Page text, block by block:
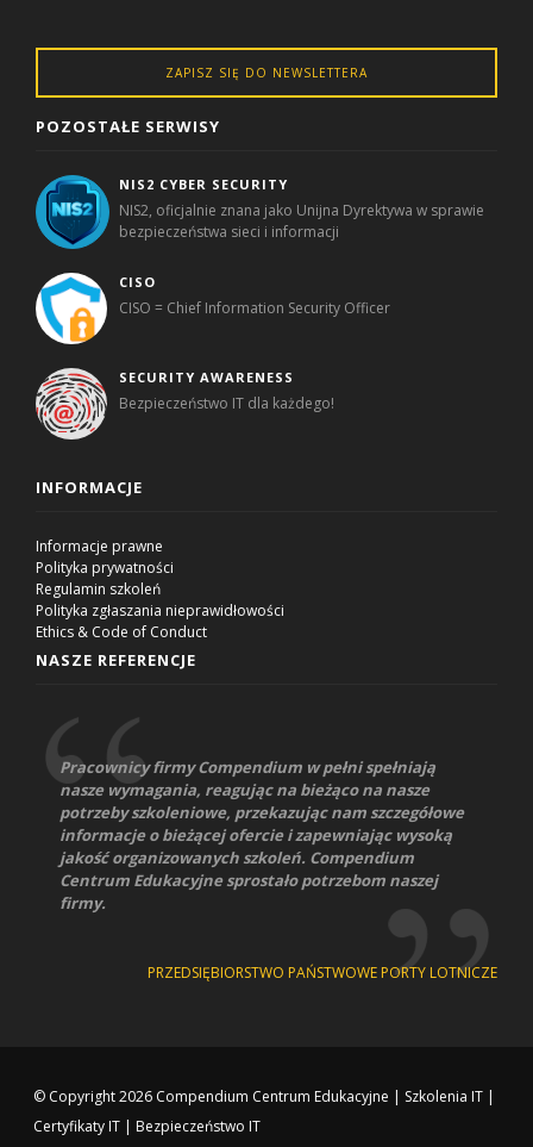
ZAPISZ SIĘ DO NEWSLETTERA
POZOSTAŁE SERWISY
NIS2 CYBER SECURITY
NIS2, oficjalnie znana jako Unijna Dyrektywa w sprawie
bezpieczeństwa sieci i informacji
CISO
CISO = Chief Information Security Officer
SECURITY AWARENESS
Bezpieczeństwo IT dla każdego!
INFORMACJE
Informacje prawne
Polityka prywatności
Regulamin szkoleń
Polityka zgłaszania nieprawidłowości
Ethics & Code of Conduct
NASZE REFERENCJE
Pracownicy firmy Compendium w pełni spełniają
nasze wymagania, reagując na bieżąco na nasze
potrzeby szkoleniowe, przekazując nam szczegółowe
informacje o bieżącej ofercie i zapewniając wysoką
jakość organizowanych szkoleń. Compendium
Centrum Edukacyjne sprostało potrzebom naszej
firmy.
PRZEDSIĘBIORSTWO PAŃSTWOWE PORTY LOTNICZE
© Copyright 2026 Compendium Centrum Edukacyjne | Szkolenia IT |
Certyfikaty IT | Bezpieczeństwo IT